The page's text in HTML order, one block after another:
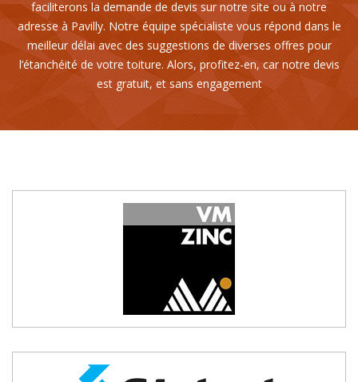
faciliterons la demande de devis sur notre site ou à notre
adresse à Pavilly. Notre équipe spécialiste vous répond dans le
meilleur délai avec des suggestions de diverses offres pour
l’étanchéité de votre toiture. Alors, profitez-en, car notre devis
est gratuit, et sans engagement